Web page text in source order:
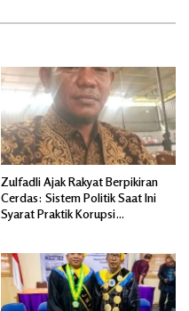
Zulfadli Ajak Rakyat Berpikiran
Cerdas: Sistem Politik Saat Ini
Syarat Praktik Korupsi